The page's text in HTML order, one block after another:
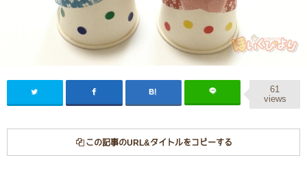
61
views
この記事のURL&タイトルをコピーする